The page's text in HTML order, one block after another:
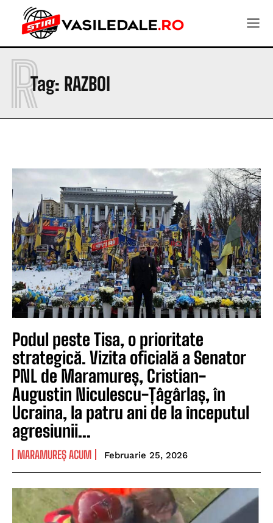
Tag: RAZBOI
R
Podul peste Tisa, o prioritate
strategică. Vizita oficială a Senator
PNL de Maramureș, Cristian-
Augustin Niculescu-Țâgârlaș, în
Ucraina, la patru ani de la începutul
agresiunii...
MARAMUREȘ ACUM Februarie 25, 2026